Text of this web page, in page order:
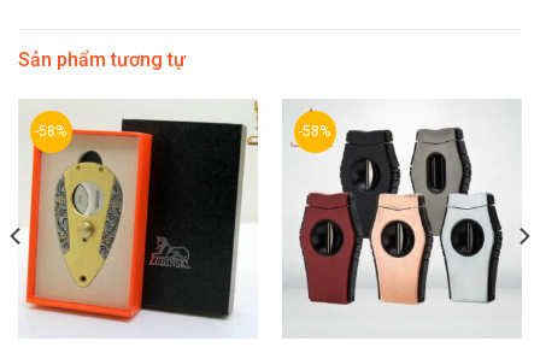
Sản phẩm tương tự
-58% -58%